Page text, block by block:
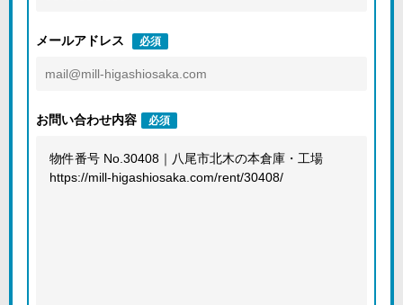
メールアドレス 必須
お問い合わせ内容 必須